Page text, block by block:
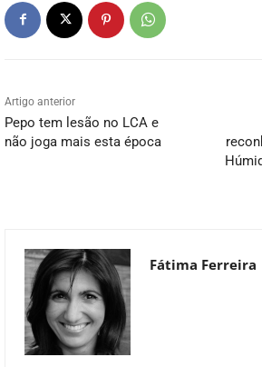
Artigo anterior
Pepo tem lesão no LCA e
não joga mais esta época
Fátima Ferreira